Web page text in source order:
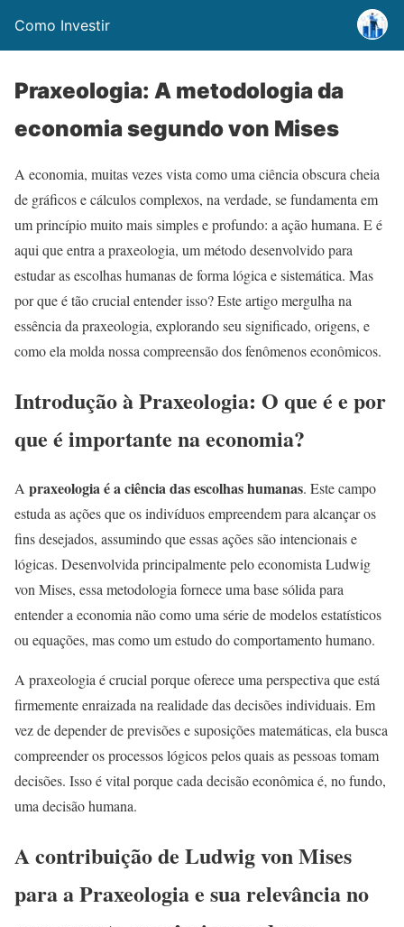
Como Investir
Praxeologia: A metodologia da
economia segundo von Mises
A economia, muitas vezes vista como uma ciência obscura cheia
de gráficos e cálculos complexos, na verdade, se fundamenta em
um princípio muito mais simples e profundo: a ação humana. E é
aqui que entra a praxeologia, um método desenvolvido para
estudar as escolhas humanas de forma lógica e sistemática. Mas
por que é tão crucial entender isso? Este artigo mergulha na
essência da praxeologia, explorando seu significado, origens, e
como ela molda nossa compreensão dos fenômenos econômicos.
Introdução à Praxeologia: O que é e por
que é importante na economia?
A praxeologia é a ciência das escolhas humanas. Este campo
estuda as ações que os indivíduos empreendem para alcançar os
fins desejados, assumindo que essas ações são intencionais e
lógicas. Desenvolvida principalmente pelo economista Ludwig
von Mises, essa metodologia fornece uma base sólida para
entender a economia não como uma série de modelos estatísticos
ou equações, mas como um estudo do comportamento humano.
A praxeologia é crucial porque oferece uma perspectiva que está
firmemente enraizada na realidade das decisões individuais. Em
vez de depender de previsões e suposições matemáticas, ela busca
compreender os processos lógicos pelos quais as pessoas tomam
decisões. Isso é vital porque cada decisão econômica é, no fundo,
uma decisão humana.
A contribuição de Ludwig von Mises
para a Praxeologia e sua relevância no